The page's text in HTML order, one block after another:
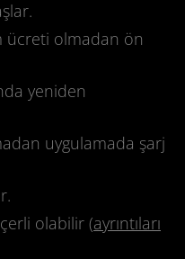
ücreti olmadan ön
yeniden
uygulamada şarj
olabilir (ayrıntıları